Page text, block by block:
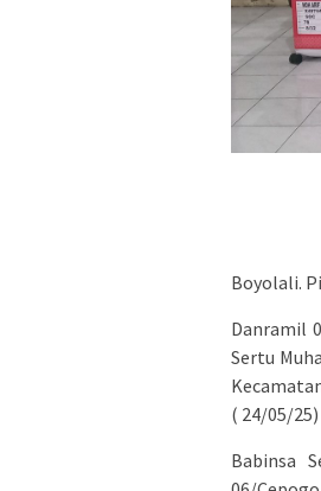
Boyolali.
Danramil
Sertu
( 24/05/25)
Babinsa